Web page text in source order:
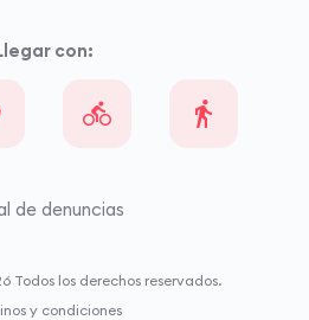
con:
de denuncias
Todos los derechos reservados.
y condiciones